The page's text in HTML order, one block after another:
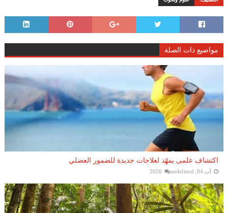
مواضيع ذات الصلة
اكتشاف علمى يمهّد لعلاجات جديدة للضمور العضلي
آب 04, 2026 undefined